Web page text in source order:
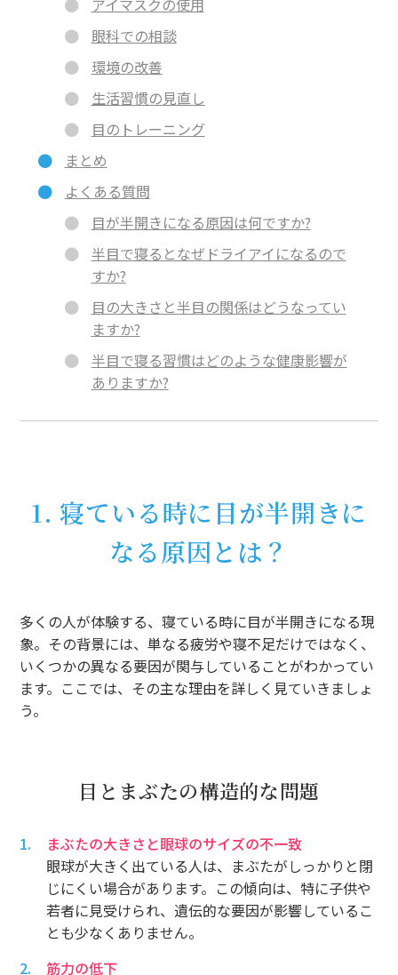
眼科での相談
環境の改善
生活習慣の見直し
目のトレーニング
まとめ
よくある質問
目が半開きになる原因は何ですか?
半目で寝るとなぜドライアイになるので
すか?
目の大きさと半目の関係はどうなってい
ますか?
半目で寝る習慣はどのような健康影響が
ありますか?
1. 寝ている時に目が半開きに
なる原因とは？
多くの人が体験する、寝ている時に目が半開きになる現
象。その背景には、単なる疲労や寝不足だけではなく、
いくつかの異なる要因が関与していることがわかってい
ます。ここでは、その主な理由を詳しく見ていきましょ
う。
目とまぶたの構造的な問題
まぶたの大きさと眼球のサイズの不一致
眼球が大きく出ている人は、まぶたがしっかりと閉
じにくい場合があります。この傾向は、特に子供や
若者に見受けられ、遺伝的な要因が影響しているこ
とも少なくありません。
筋力の低下